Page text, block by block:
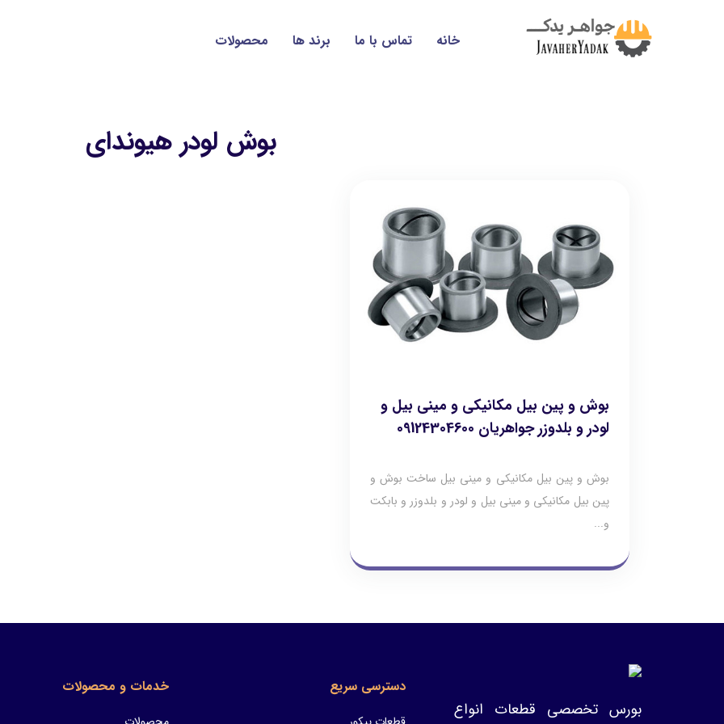
خانه تماس با ما برند ها محصولات
بوش لودر هیوندای
بوش و پین بیل مکانیکی و مینی بیل و
لودر و بلدوزر جواهریان 09124304600
بوش و پین بیل مکانیکی و مینی بیل ساخت بوش و
پین بیل مکانیکی و مینی بیل و لودر و بلدوزر و بابکت
و...
بورس تخصصی قطعات انواع
دسترسی سریع خدمات و محصولات